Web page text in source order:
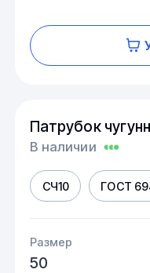
Патрубок
В наличии
СЧ10 ГОСТ
Размер
50